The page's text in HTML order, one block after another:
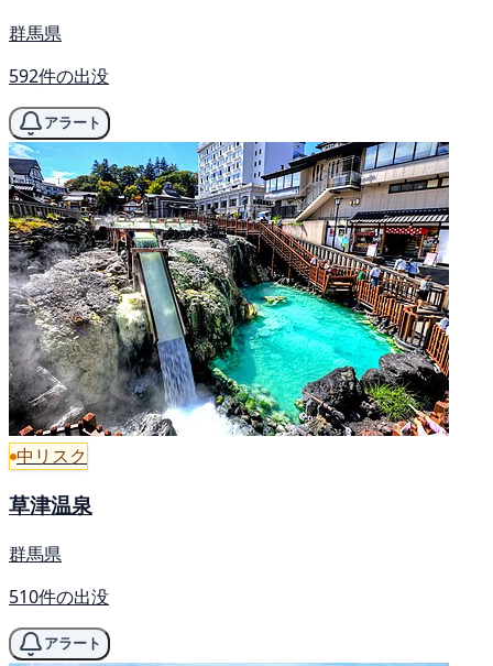
群馬県
592件の出没
アラート
中リスク
草津温泉
群馬県
510件の出没
アラート